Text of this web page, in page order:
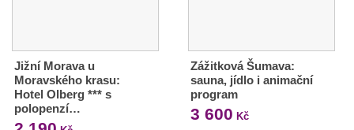
Jižní Morava u
Moravského krasu:
Hotel Olberg *** s
polopenzí…
Zážitková Šumava:
sauna, jídlo i animační
program
3 600 Kč